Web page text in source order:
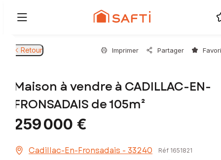
Retour Imprimer Partager
Maison à vendre à CADILLAC-EN-
FRONSADAIS de 105m²
259 000 €
Cadillac-En-Fronsadais - 33240 Réf 1651821